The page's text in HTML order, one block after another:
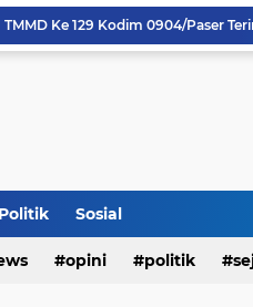
Rumah Bapak Sirajudin Masuk
Politik Sosial
opini politik